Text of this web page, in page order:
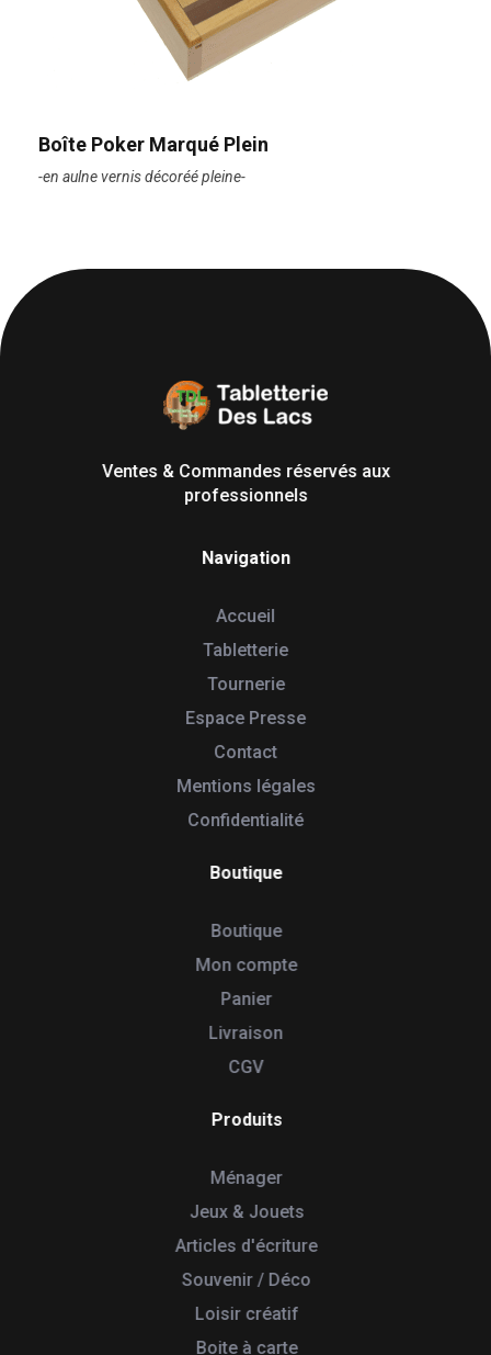
Boîte Poker Marqué Plein
-en aulne vernis décoréé pleine-
Ventes & Commandes réservés aux
professionnels
Navigation
Accueil
Tabletterie
Tournerie
Espace Presse
Contact
Mentions légales
Confidentialité
Boutique
Boutique
Mon compte
Panier
Livraison
CGV
Produits
Ménager
Jeux & Jouets
Articles d'écriture
Souvenir / Déco
Loisir créatif
Boite à carte